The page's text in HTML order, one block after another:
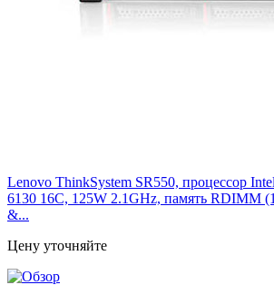
Lenovo ThinkSystem SR550, процессор
6130 16C, 125W 2.1GHz, память RDIMM
&...
Цену уточняйте